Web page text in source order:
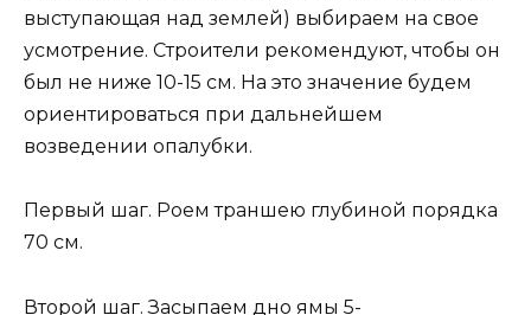
выступающая над землей) выбираем на свое
усмотрение. Строители рекомендуют, чтобы он
был не ниже 10-15 см. На это значение будем
ориентироваться при дальнейшем
возведении опалубки.
Первый шаг. Роем траншею глубиной порядка
70 см.
Второй шаг. Засыпаем дно ямы 5-